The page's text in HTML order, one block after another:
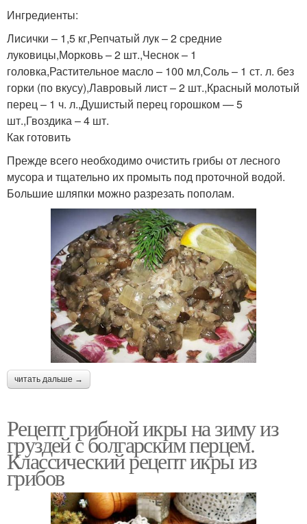
Ингредиенты:
Лисички – 1,5 кг,Репчатый лук – 2 средние
луковицы,Морковь – 2 шт.,Чеснок – 1
головка,Растительное масло – 100 мл,Соль – 1 ст. л. без
горки (по вкусу),Лавровый лист – 2 шт.,Красный молотый
перец – 1 ч. л.,Душистый перец горошком — 5
шт.,Гвоздика – 4 шт.
Как готовить
Прежде всего необходимо очистить грибы от лесного
мусора и тщательно их промыть под проточной водой.
Большие шляпки можно разрезать пополам.
читать дальше →
Рецепт грибной икры на зиму из
груздей с болгарским перцем.
Классический рецепт икры из
грибов